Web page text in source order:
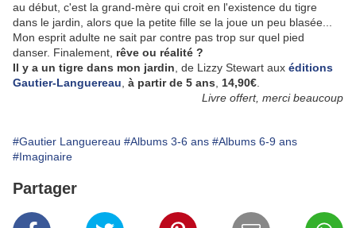
au début, c'est la grand-mère qui croit en l'existence du tigre
dans le jardin, alors que la petite fille se la joue un peu blasée...
Mon esprit adulte ne sait par contre pas trop sur quel pied
danser. Finalement, rêve ou réalité ?
Il y a un tigre dans mon jardin , de Lizzy Stewart aux éditions
Gautier-Languereau à partir de 5 ans 14,90€
Livre offert, merci beaucoup
#Gautier Languereau #Albums 3-6 ans #Albums 6-9 ans
#Imaginaire
Partager